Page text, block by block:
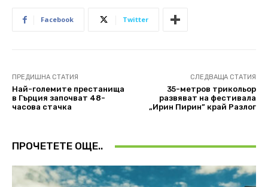
Facebook Twitter
ПРЕДИШНА СТАТИЯ
Най-големите престанища
в Гърция започват 48-
часова стачка
СЛЕДВАЩА СТАТИЯ
35-метров трикольор
развяват на фестивалa
„Ирин Пирин” край Разлог
ПРОЧЕТЕТЕ ОЩЕ..